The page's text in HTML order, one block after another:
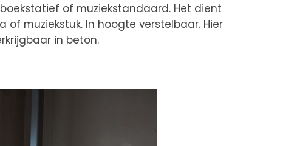
of muziekstandaard. Het dient
muziekstuk. In hoogte verstelbaar. Hier
in beton.